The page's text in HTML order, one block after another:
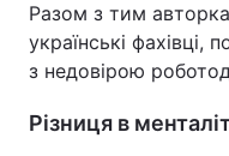
Разом з тим
українські фахівці,
з недовірою
Різниця в